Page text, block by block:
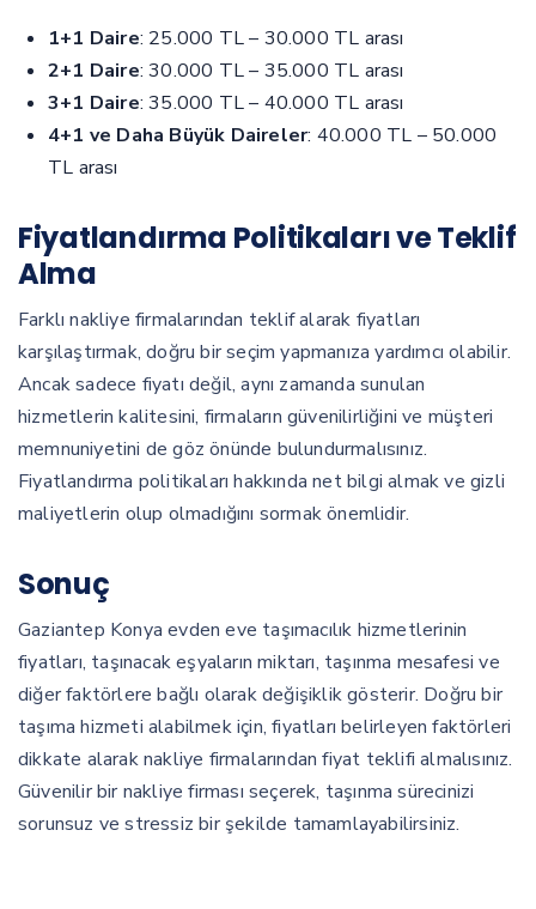
1+1 Daire: 25.000 TL – 30.000 TL arası
2+1 Daire: 30.000 TL – 35.000 TL arası
3+1 Daire: 35.000 TL – 40.000 TL arası
4+1 ve Daha Büyük Daireler: 40.000 TL – 50.000
TL arası
Fiyatlandırma Politikaları ve Teklif
Alma
Farklı nakliye firmalarından teklif alarak fiyatları
karşılaştırmak, doğru bir seçim yapmanıza yardımcı olabilir.
Ancak sadece fiyatı değil, aynı zamanda sunulan
hizmetlerin kalitesini, firmaların güvenilirliğini ve müşteri
memnuniyetini de göz önünde bulundurmalısınız.
Fiyatlandırma politikaları hakkında net bilgi almak ve gizli
maliyetlerin olup olmadığını sormak önemlidir.
Sonuç
Gaziantep Konya evden eve taşımacılık hizmetlerinin
fiyatları, taşınacak eşyaların miktarı, taşınma mesafesi ve
diğer faktörlere bağlı olarak değişiklik gösterir. Doğru bir
taşıma hizmeti alabilmek için, fiyatları belirleyen faktörleri
dikkate alarak nakliye firmalarından fiyat teklifi almalısınız.
Güvenilir bir nakliye firması seçerek, taşınma sürecinizi
sorunsuz ve stressiz bir şekilde tamamlayabilirsiniz.